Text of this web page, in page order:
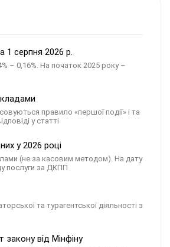
1 серпня 2026 р.
– 0,16%. На початок 2025 року –
правило «першої події» і та
у статті
у 2026 році
(не за касовим методом). На дату
послуги за ДКПП
та турагентської діяльності з
від Мінфіну